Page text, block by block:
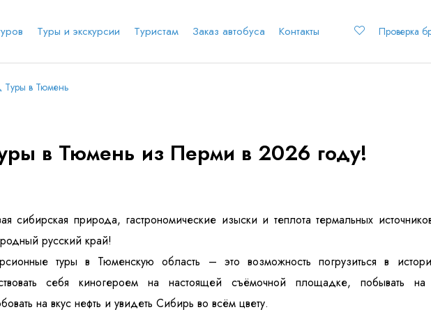
Туры и экскурсии Туристам Заказ автобуса Контакты Проверка
в Тюмень
в Тюмень из Перми в 2026 году!
сибирская природа, гастрономические изыски и теплота термальных
русский край!
туры в Тюменскую область – это возможность погрузиться в
себя киногероем на настоящей съёмочной площадке, побывать на
на вкус нефть и увидеть Сибирь во всём цвету.
обработку персональных